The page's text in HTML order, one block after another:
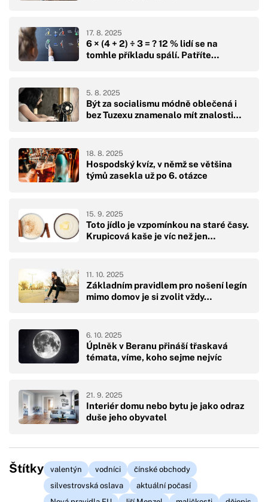
6 × (4 + 2) ÷ 3 = ? 12 % lidí se na
tomhle příkladu spálí. Patříte…
17. 8. 2025
Být za socialismu módně oblečená i
bez Tuzexu znamenalo mít znalosti…
5. 8. 2025
Hospodský kvíz, v němž se většina
týmů zasekla už po 6. otázce
18. 8. 2025
Toto jídlo je vzpomínkou na staré časy.
Krupicová kaše je víc než jen…
15. 9. 2025
Základním pravidlem pro nošení legín
mimo domov je si zvolit vždy…
11. 10. 2025
Úplněk v Beranu přináší třaskavá
témata, víme, koho sejme nejvíc
6. 10. 2025
Interiér domu nebo bytu je jako odraz
duše jeho obyvatel
21. 9. 2025
Štítky valentýn vodníci
čínské obchody
silvestrovská oslava
aktuální počasí